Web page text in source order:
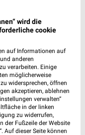
und Angebote für
für Halstenbek
für
wird die
cookie
auf Informationen auf
anderen
verarbeiten. Einige
möglicherweise
widersprechen, öffnen
akzeptieren, ablehnen
verwalten“
in der linken
zu widerrufen,
der Fußzeile der Website
Auf dieser Seite können